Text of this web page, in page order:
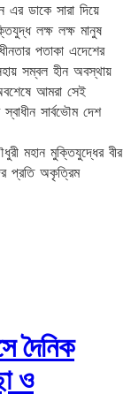
এর ডাকে সারা দিয়ে
লক্ষ লক্ষ মানুষ
পতাকা এদেশের
সম্বল হীন অবস্থায়
আমরা সেই
সার্বভৌম দেশ
মহান মুক্তিযুদ্ধের বীর
প্রতি অকৃত্রিম
দৈনিক
ও